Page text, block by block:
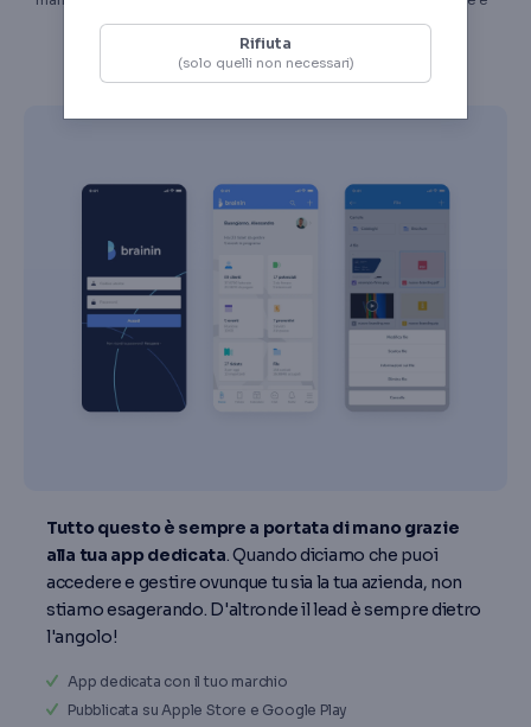
a chi.
Tutto questo è sempre a portata di mano grazie
alla tua app dedicata. Quando diciamo che puoi
accedere e gestire ovunque tu sia la tua azienda, non
stiamo esagerando. D'altronde il lead è sempre dietro
l'angolo!
App dedicata con il tuo marchio
Pubblicata su Apple Store e Google Play
Rifiuta
(solo quelli non necessari)